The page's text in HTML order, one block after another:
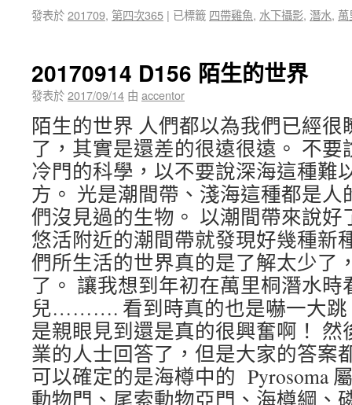
發表於201709, 第四次365 | 已標籤 四帶雞魚, 水下攝影, 潛水,
20170914 D156 陌生的世界
發表於2017/09/14 由 accentor
陌生的世界 人們都以為我們已經
了，其實是還差的很遠很遠。 不
冷門的科學，以不要說深海這種難
方。 光是潮間帶、淺海這種都是
們沒見過的生物。 以潮間帶來說
悠活附近的潮間帶就發現好幾種新
們所生活的世界真的是了解太少了
了。 讓我想到年初在萬里桐潛水時
兒………. 看到時真的也是嚇一大跳
是親眼見到還是真的很興奮啊！
業的人士回答了，但是大家的答案
可以確定的是海樽中的 Pyrosoma
動物門、尾索動物亞門、海樽綱、